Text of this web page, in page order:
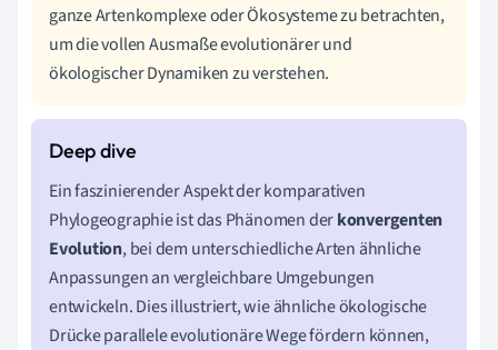
ganze Artenkomplexe oder Ökosysteme zu betrachten,
um die vollen Ausmaße evolutionärer und
ökologischer Dynamiken zu verstehen.
Ein faszinierender Aspekt der komparativen
Phylogeographie ist das Phänomen derkonvergenten
Evolution, bei dem unterschiedliche Arten ähnliche
Anpassungen an vergleichbare Umgebungen
entwickeln. Dies illustriert, wie ähnliche ökologische
Drücke parallele evolutionäre Wege fördern können,